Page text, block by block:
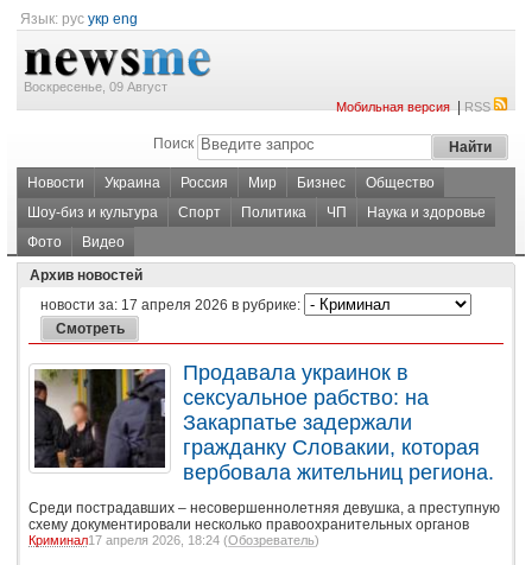
Язык: рус укр eng
Воскресенье, 09 Август
Мобильная версия|RSS
Поиск
Новости Украина Россия Мир Бизнес
Общество
Шоу-биз и культура
Спорт Политика ЧП
Наука и здоровье
Фото
Видео
Архив новостей
новости за: 17 апреля 2026 в рубрике:
Продавала украинок в
сексуальное рабство: на
Закарпатье задержали
гражданку Словакии, которая
вербовала жительниц региона.
Среди пострадавших – несовершеннолетняя девушка, а преступную
схему документировали несколько правоохранительных органов
Криминал17 апреля 2026, 18:24 (Обозреватель)